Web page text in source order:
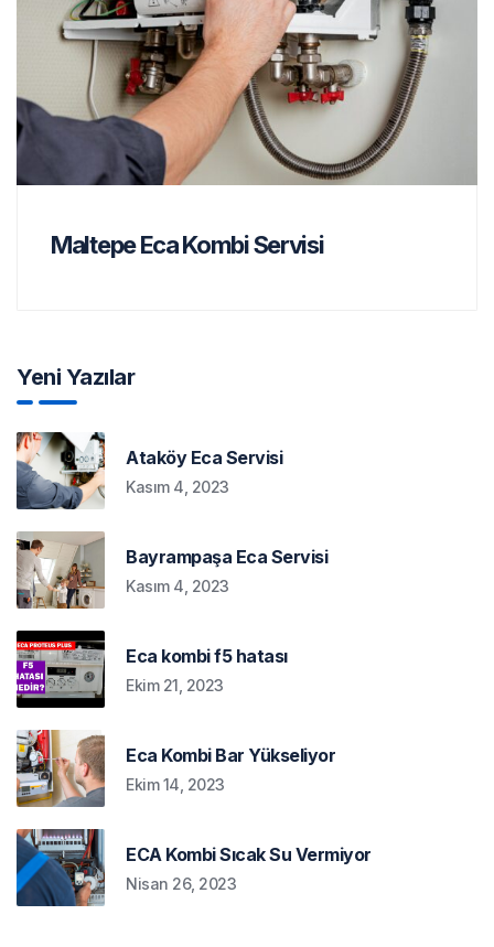
Maltepe Eca Kombi Servisi
Yeni Yazılar
Ataköy Eca Servisi
Kasım 4, 2023
Bayrampaşa Eca Servisi
Kasım 4, 2023
Eca kombi f5 hatası
Ekim 21, 2023
Eca Kombi Bar Yükseliyor
Ekim 14, 2023
ECA Kombi Sıcak Su Vermiyor
Nisan 26, 2023